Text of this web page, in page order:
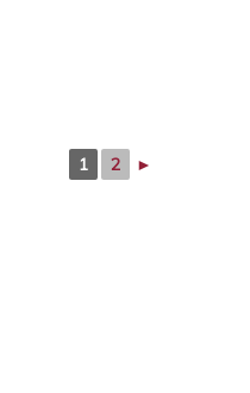
1 2 ►